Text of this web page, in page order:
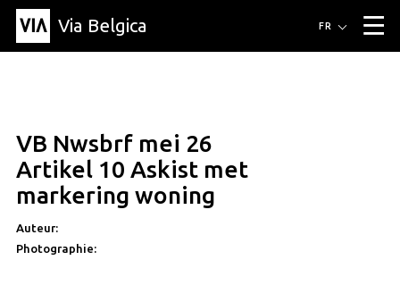
Via Belgica ▼
Article
Éducation
Recette
Amis
À propos de Via Belgica
À propos de via belgica
Recherche
Éducation
Amis
Le guide
Organisation
FR
VB Nwsbrf mei 26
Artikel 10 Askist met
markering woning
Auteur:
Photographie: